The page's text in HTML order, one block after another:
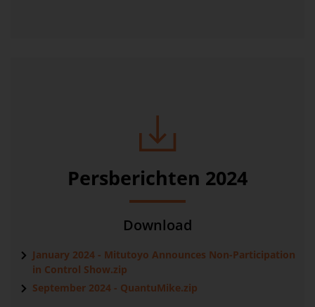
Persberichten 2024
Download
January 2024 - Mitutoyo Announces Non-Participation
in Control Show.zip
September 2024 - QuantuMike.zip